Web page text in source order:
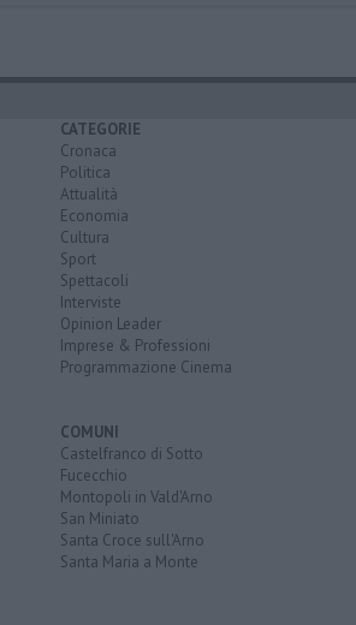
CATEGORIE
Cronaca
Politica
Attualità
Economia
Cultura
Sport
Spettacoli
Interviste
Opinion Leader
Imprese & Professioni
Programmazione Cinema
COMUNI
Castelfranco di Sotto
Fucecchio
Montopoli in Vald'Arno
San Miniato
Santa Croce sull'Arno
Santa Maria a Monte